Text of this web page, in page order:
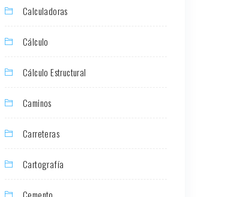
Calculadoras
Cálculo
Cálculo Estructural
Caminos
Carreteras
Cartografía